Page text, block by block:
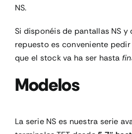
NS.
Si disponéis de pantallas NS y
repuesto es conveniente
que el stock va ha ser hasta
Modelos
La serie NS es nuestra serie